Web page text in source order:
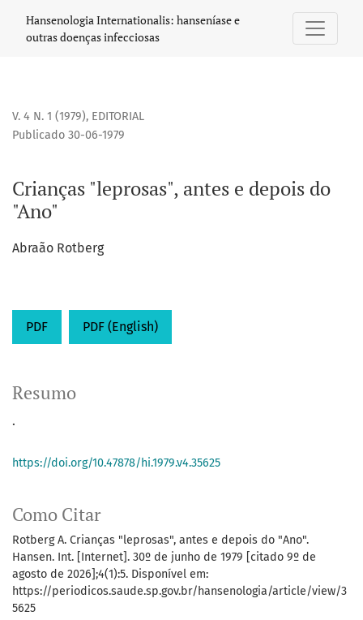
Crianças &quot;leprosas&quot;, antes e depois do
Hansenologia Internationalis: hanseníase e
outras doenças infecciosas
V. 4 N. 1 (1979), EDITORIAL
Crianças "leprosas", antes e depois do
"Ano"
Publicado 30-06-1979
Abraão Rotberg
PDF PDF (English)
Como Citar
Rotberg A. Crianças "leprosas", antes e depois do "Ano".
Hansen. Int. [Internet]. 30º de junho de 1979 [citado 9º de
agosto de 2026];4(1):5. Disponível em:
https://periodicos.saude.sp.gov.br/hansenologia/article/view/3
5625
Resumo
.
https://doi.org/10.47878/hi.1979.v4.35625